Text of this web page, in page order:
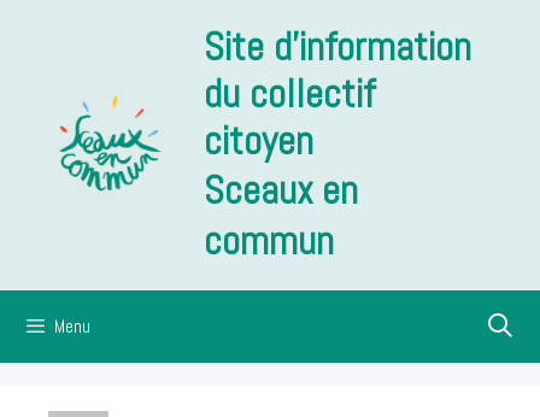
Site d'information
du collectif
citoyen
Sceaux en
commun
Menu